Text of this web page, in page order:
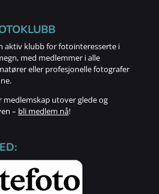
aktiv klubb for fotointeresserte i
med medlemmer i alle
eller profesjonelle fotografer
medlemskap utover glede og
– bli medlem nå!